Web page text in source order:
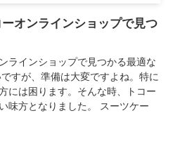
オンラインショップで見つ
ラインショップで見つかる最適な
すが、準備は大変ですよね。特に
には困ります。そんな時、トコー
味方となりました。 スーツケー